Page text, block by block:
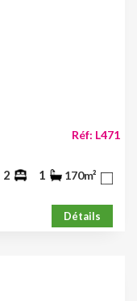
Réf: L471
2 1 170m²
Détails